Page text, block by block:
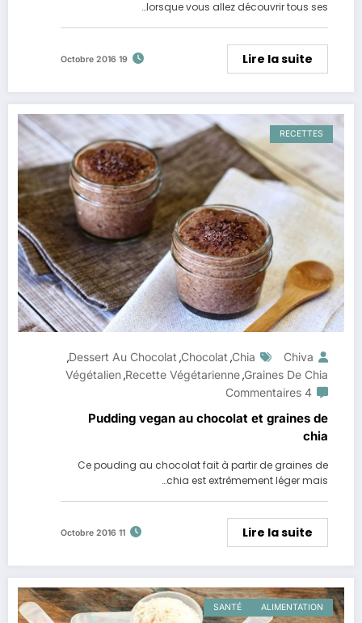
lorsque vous allez découvrir tous ses…
Lire la suite
19 Octobre 2016
RECETTES
Chiva
Chia
,
Chocolat
,
Dessert Au Chocolat
,
Graines De Chia
,
Recette Végétarienne
,
Végétalien
4 Commentaires
Pudding vegan au chocolat et graines de
chia
Ce pouding au chocolat fait à partir de graines de
chia est extrêmement léger mais…
Lire la suite
11 Octobre 2016
ALIMENTATION
SANTÉ